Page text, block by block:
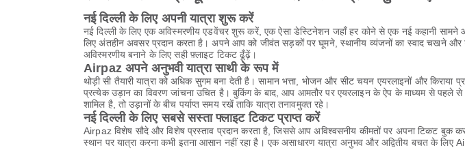
नई दिल्ली के लिए अपनी यात्रा शुरू करें
नई दिल्ली के लिए एक अविस्मरणीय एडवेंचर शुरू करें, एक ऐसा डेस्टिनेशन जहाँ हर कोने से एक नई कहानी
लिए अंतहीन अवसर प्रदान करता है। अपने आप को जीवंत सड़कों पर घूमने, स्थानीय व्यंजनों का स्वाद चखने
अविस्मरणीय बनाने के लिए सही फ़्लाइट टिकट ढूँढ़ें।
Airpaz अपने अनुभवी यात्रा साथी के रूप में
थोड़ी सी तैयारी यात्रा को अधिक सुगम बना देती है। सामान भत्ता, भोजन और सीट चयन एयरलाइनों और
प्रत्येक उड़ान का विवरण जांचना उचित है। बुकिंग के बाद, आप आमतौर पर एयरलाइन के ऐप के माध्यम से
शामिल है, तो उड़ानों के बीच पर्याप्त समय रखें ताकि यात्रा तनावमुक्त रहे।
नई दिल्ली के लिए सबसे सस्ता फ्लाइट टिकट प्राप्त करें
Airpaz विशेष सौदे और विशेष प्रस्ताव प्रदान करता है, जिससे आप अविश्वसनीय कीमतों पर अपना टिकट बुक
स्थान पर यात्रा करना कभी इतना आसान नहीं रहा है। एक असाधारण यात्रा अनुभव और अद्वितीय बचत के